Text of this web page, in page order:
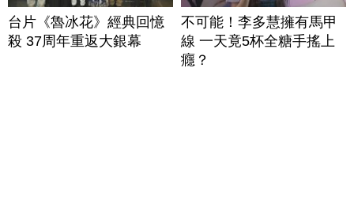
台片《魯冰花》經典回憶
殺 37周年重返大銀幕
不可能！李多慧擁有馬甲
線 一天竟5杯全糖手搖上
癮？